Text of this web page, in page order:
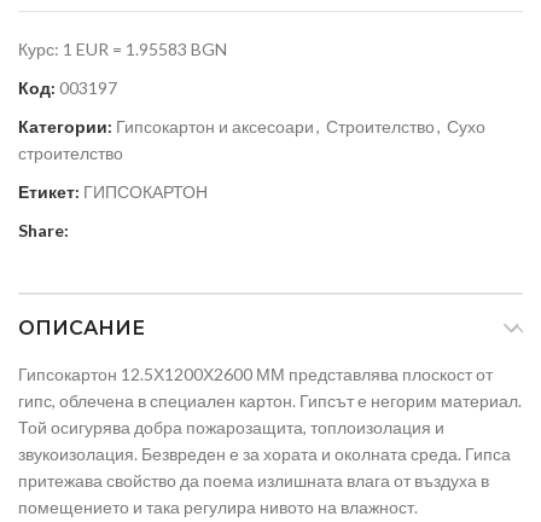
Курс: 1 EUR = 1.95583 BGN
Код: 003197
Категории: Гипсокартон и аксесоари, Строителство, Сухо
строителство
Етикет: ГИПСОКАРТОН
Share:
ОПИСАНИЕ
Гипсокартон 12.5Х1200Х2600 ММ представлява плоскост от
гипс, облечена в специален картон. Гипсът е негорим материал.
Той осигурява добра пожарозащита, топлоизолация и
звукоизолация. Безвреден е за хората и околната среда. Гипса
притежава свойство да поема излишната влага от въздуха в
помещението и така регулира нивото на влажност.